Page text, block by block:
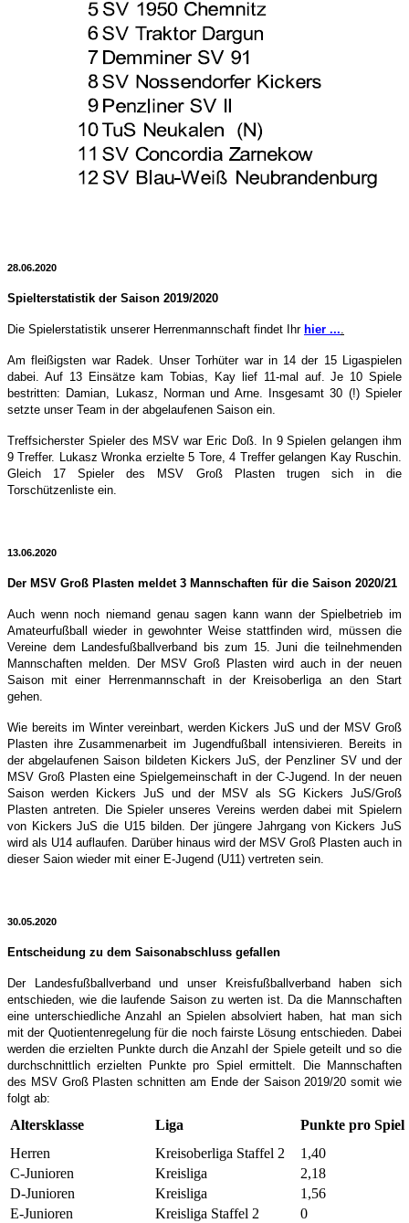
28.06.2020
Spielterstatistik der Saison 2019/2020
Die Spielerstatistik unserer Herrenmannschaft findet Ihr hier ....
Am fleißigsten war Radek. Unser Torhüter war in 14 der 15 Ligaspielen
dabei. Auf 13 Einsätze kam Tobias, Kay lief 11-mal auf. Je 10 Spiele
bestritten: Damian, Lukasz, Norman und Arne. Insgesamt 30 (!) Spieler
setzte unser Team in der abgelaufenen Saison ein.
Treffsicherster Spieler des MSV war Eric Doß. In 9 Spielen gelangen ihm
9 Treffer. Lukasz Wronka erzielte 5 Tore, 4 Treffer gelangen Kay Ruschin.
Gleich 17 Spieler des MSV Groß Plasten trugen sich in die
Torschützenliste ein.
13.06.2020
Der MSV Groß Plasten meldet 3 Mannschaften für die Saison 2020/21
Auch wenn noch niemand genau sagen kann wann der Spielbetrieb im
Amateurfußball wieder in gewohnter Weise stattfinden wird, müssen die
Vereine dem Landesfußballverband bis zum 15. Juni die teilnehmenden
Mannschaften melden. Der MSV Groß Plasten wird auch in der neuen
Saison mit einer Herrenmannschaft in der Kreisoberliga an den Start
gehen.
Wie bereits im Winter vereinbart, werden Kickers JuS und der MSV Groß
Plasten ihre Zusammenarbeit im Jugendfußball intensivieren. Bereits in
der abgelaufenen Saison bildeten Kickers JuS, der Penzliner SV und der
MSV Groß Plasten eine Spielgemeinschaft in der C-Jugend. In der neuen
Saison werden Kickers JuS und der MSV als SG Kickers JuS/Groß
Plasten antreten. Die Spieler unseres Vereins werden dabei mit Spielern
von Kickers JuS die U15 bilden. Der jüngere Jahrgang von Kickers JuS
wird als U14 auflaufen. Darüber hinaus wird der MSV Groß Plasten auch in
dieser Saion wieder mit einer E-Jugend (U11) vertreten sein.
30.05.2020
Entscheidung zu dem Saisonabschluss gefallen
Der Landesfußballverband und unser Kreisfußballverband haben sich
entschieden, wie die laufende Saison zu werten ist. Da die Mannschaften
eine unterschiedliche Anzahl an Spielen absolviert haben, hat man sich
mit der Quotientenregelung für die noch fairste Lösung entschieden. Dabei
werden die erzielten Punkte durch die Anzahl der Spiele geteilt und so die
durchschnittlich erzielten Punkte pro Spiel ermittelt. Die Mannschaften
des MSV Groß Plasten schnitten am Ende der Saison 2019/20 somit wie
folgt ab:
Altersklasse Liga
Punkte pro Spiel
Herren
Kreisoberliga Staffel 2
1,40
C-Junioren
Kreisliga
2,18
D-Junioren
Kreisliga
1,56
E-Junioren
Kreisliga Staffel 2 0